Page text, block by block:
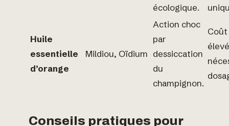
écologique.
Huile
essentielle
d’orange
Mildiou, Oïdium
Action choc
par
dessiccation
du
champignon.
Coût
Conseils pratiques pour